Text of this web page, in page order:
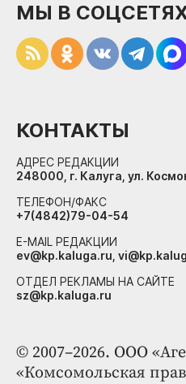
© 2007–2026. ООО
«Комсомольская
МЫ В
КОНТАКТЫ
АДРЕС РЕДАКЦИИ
248000, г. Калуга, ул.
ТЕЛЕФОН/ФАКС
+7(4842)79-04-54
E-MAIL РЕДАКЦИИ
ev@kp.kaluga.ru,
ОТДЕЛ РЕКЛАМЫ НА САЙТЕ
sz@kp.kaluga.ru